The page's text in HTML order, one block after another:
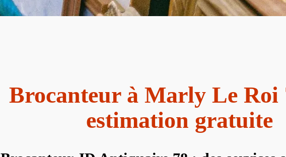
Brocanteur à Marly Le Roi
estimation gratuite